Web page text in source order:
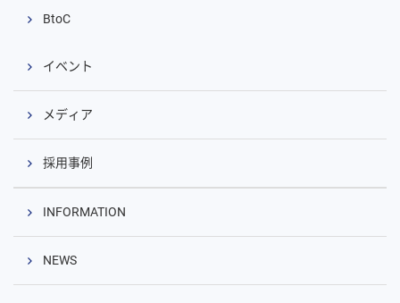
BtoC
イベント
メディア
採用事例
INFORMATION
NEWS